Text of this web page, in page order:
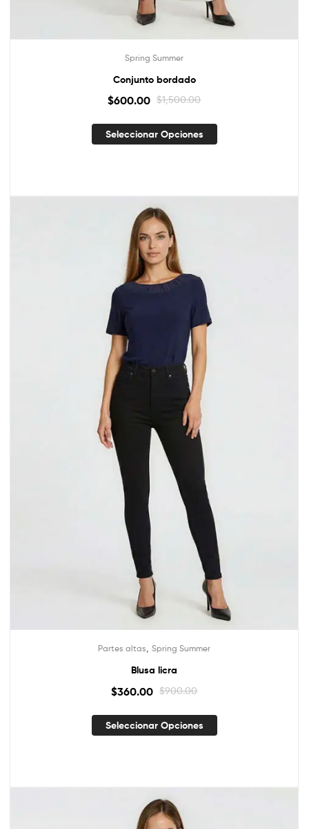
Spring Summer
Conjunto bordado
$1,500.00
$600.00
Seleccionar Opciones
Partes altas Spring Summer
Blusa licra
$900.00
$360.00
Seleccionar Opciones